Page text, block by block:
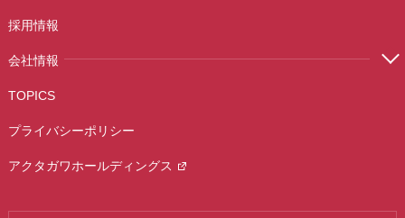
採用情報
会社情報
TOPICS
プライバシーポリシー
アクタガワホールディングス